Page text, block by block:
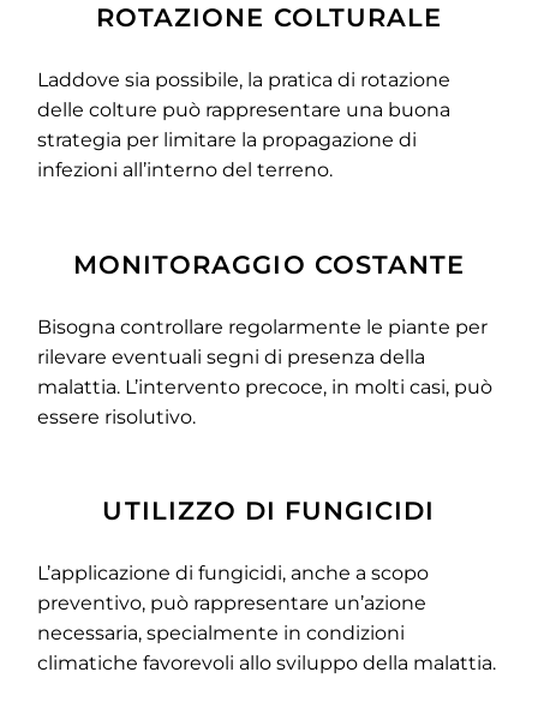
ROTAZIONE COLTURALE
Laddove sia possibile, la pratica di rotazione
delle colture può rappresentare una buona
strategia per limitare la propagazione di
infezioni all’interno del terreno.
MONITORAGGIO COSTANTE
Bisogna controllare regolarmente le piante per
rilevare eventuali segni di presenza della
malattia. L’intervento precoce, in molti casi, può
essere risolutivo.
UTILIZZO DI FUNGICIDI
L’applicazione di fungicidi, anche a scopo
preventivo, può rappresentare un’azione
necessaria, specialmente in condizioni
climatiche favorevoli allo sviluppo della malattia.